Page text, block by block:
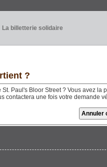
La billetterie solidaire
?
Paul's Bloor Street ? Vous avez
contactera une fois votre demande